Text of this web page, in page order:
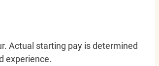
Actual starting pay is determined
experience.